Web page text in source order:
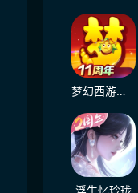
梦幻西游（大陆服）
浮生忆玲珑